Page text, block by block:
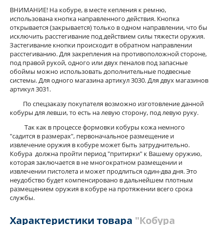
ВНИМАНИЕ! На кобуре, в месте кепления к ремню,
использована кнопка направленного действия. Кнопка
открывается (закрывается) только в одном направлении, что бы
исключить расстегивание под действием силы тяжести оружия.
Застегивание кнопки происходит в обратном направлении
расстегиванию. Для закрепления на противоположной стороне,
под правой рукой, одного или двух пеналов под запасные
обоймы можно использовать дополнительные подвесные
системы. Для одного магазина артикул 3030. Для двух магазинов
артикул 3031.
По спецзаказу покупателя возможно изготовление данной
кобуры для левши, то есть на левую сторону, под левую руку.
Так как в процессе формовки кобуры кожа немного
"садится в размерах", первоначальное размещение и
извлечение оружия в кобуре может быть затруднительно.
Кобура должна пройти период "притирки" к Вашему оружию,
которая заключается в не многократном размещении и
извлечении пистолета и может продлиться один-два дня. Это
неудобство будет компенсировано в дальнейшем плотным
размещением оружия в кобуре на протяжении всего срока
службы.
Характеристики товара "Кобура